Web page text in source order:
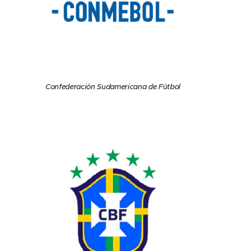
Confederación Sudamericana de Fútbol